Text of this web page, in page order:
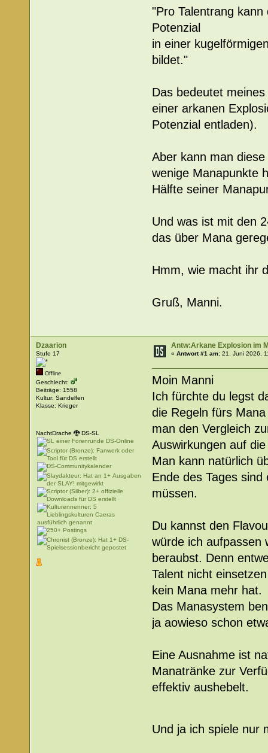
"Pro Talentrang
Potenzial
in einer
bildet."
Das bedeutet
einer arkanen
Potenzial entladen).
Aber kann man
wenige Manapunkte
Hälfte seiner
Und was ist mit den
das über Mana
Hmm, wie macht ihr
Gruß, Manni.
Dzaarion
Stufe 17
Offline
Geschlecht:
Beiträge: 1558
Kultur: Sandelfen
Klasse: Krieger
NachtDrache 🐉 DS-SL
Antw:Arkane Explosion im
«Antwort #1 am: 21. Juni 2026,
Moin Manni
Ich fürchte du legst
die Regeln fürs
man den Vergleich
Auswirkungen auf
Man kann natürlich
Ende des Tages
müssen.
Du kannst den
würde ich aufpassen
beraubst. Denn
Talent nicht
kein Mana mehr hat.
Das Manasystem
ja aowieso schon
Eine Ausnahme ist
Manatränke zur
effektiv aushebelt.
Und ja ich spiele nur